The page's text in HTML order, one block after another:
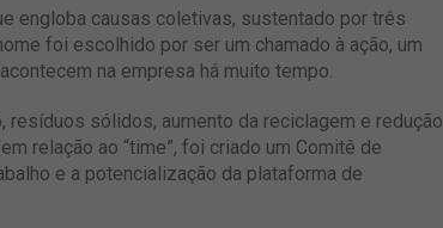
engloba causas coletivas, sustentado por três
foi escolhido por ser um chamado à ação, um
na empresa há muito tempo.
resíduos sólidos, aumento da reciclagem e redução
relação ao “time”, foi criado um Comitê de
e a potencialização da plataforma de